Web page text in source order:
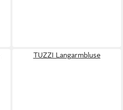
TUZZI Langarmbluse